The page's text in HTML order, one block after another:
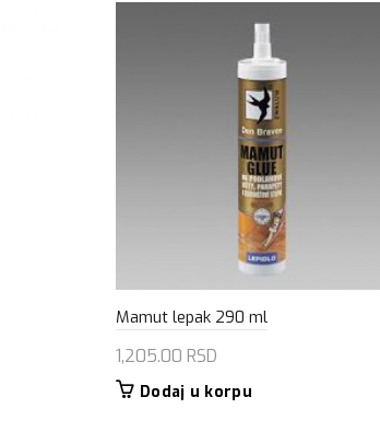
Mamut lepak 290 ml
1,205.00 RSD
Dodaj u korpu